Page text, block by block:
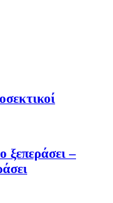
ξεπεράσει –